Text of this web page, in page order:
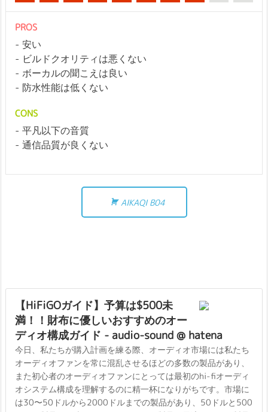
PROS
安い
ビルドクオリティは悪くない
ボーカルの聞こえは良い
防水性能は低くない
CONS
平凡以下の音質
通信品質が良くない
AIKAQI B04
【HiFiGOガイド】予算は$500未
満！！財布に優しいおすすめのオー
ディオ構成ガイド - audio-sound @ hatena
今日、私たちが購入計画を練る際、オーディオ市場には私たち
オーディオファンを常に混乱させるほどの多数の製品があり、
また初心者のオーディオファンにとっては最初のhi-fiオーディ
オシステム構成を理解するのに精一杯になりがちです。市場に
は30〜50ドルから2000ドルまでの製品があり、50ドルと500